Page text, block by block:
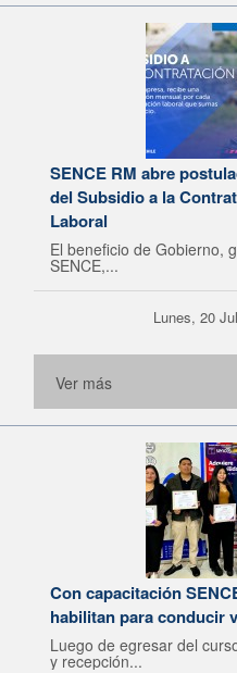
SENCE RM abre
del Subsidio a la
Laboral
El beneficio de Gobierno,
SENCE,...
Lunes, 20
Ver más
Con capacitación
habilitan para conducir
Luego de egresar del
y recepción...